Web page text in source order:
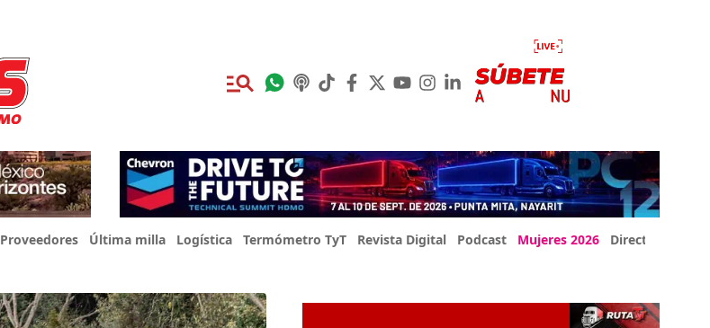
Proveedores Última milla Logística Termómetro TyT Revista Digital Podcast Mujeres 2026 Directorio Expo